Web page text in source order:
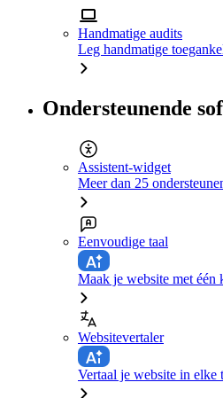
Handmatige audits
Leg handmatige
Ondersteunende
Assistent-widget
Meer dan 25
Eenvoudige taal
Maak je website met
Websitevertaler
Vertaal je website in elke